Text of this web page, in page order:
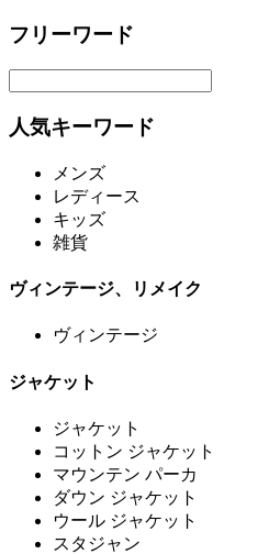
フリーワード
人気キーワード
メンズ
レディース
キッズ
雑貨
ヴィンテージ、リメイク
ヴィンテージ
ジャケット
ジャケット
コットン ジャケット
マウンテン パーカ
ダウン ジャケット
ウール ジャケット
スタジャン